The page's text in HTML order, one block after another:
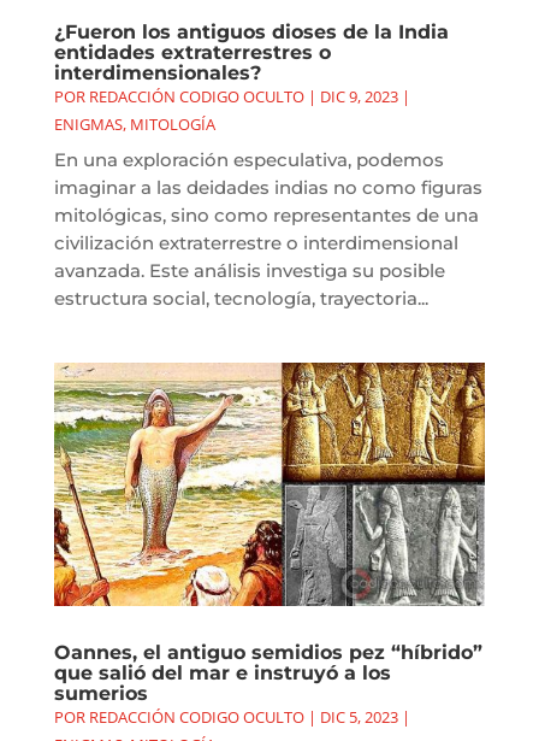
¿Fueron los antiguos dioses de la India
entidades extraterrestres o
interdimensionales?
POR REDACCIÓN CODIGO OCULTO| DIC 9, 2023|
ENIGMAS, MITOLOGÍA
En una exploración especulativa, podemos
imaginar a las deidades indias no como figuras
mitológicas, sino como representantes de una
civilización extraterrestre o interdimensional
avanzada. Este análisis investiga su posible
estructura social, tecnología, trayectoria...
Oannes, el antiguo semidios pez “híbrido”
que salió del mar e instruyó a los
sumerios
POR REDACCIÓN CODIGO OCULTO| DIC 5, 2023|